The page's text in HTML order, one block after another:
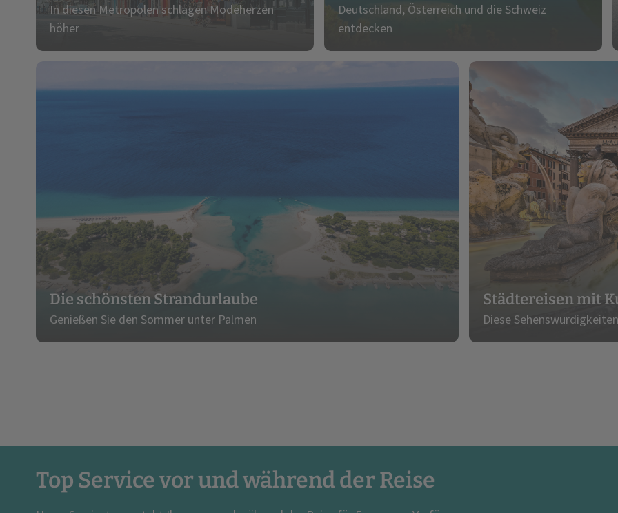
In diesen Metropolen schlagen Modeherzen
höher
Deutschland, Österreich und die Schweiz
entdecken
Die schönsten Strandurlaube
Genießen Sie den Sommer unter Palmen
Städtereisen mit
Diese
Top Service vor und während der Reise